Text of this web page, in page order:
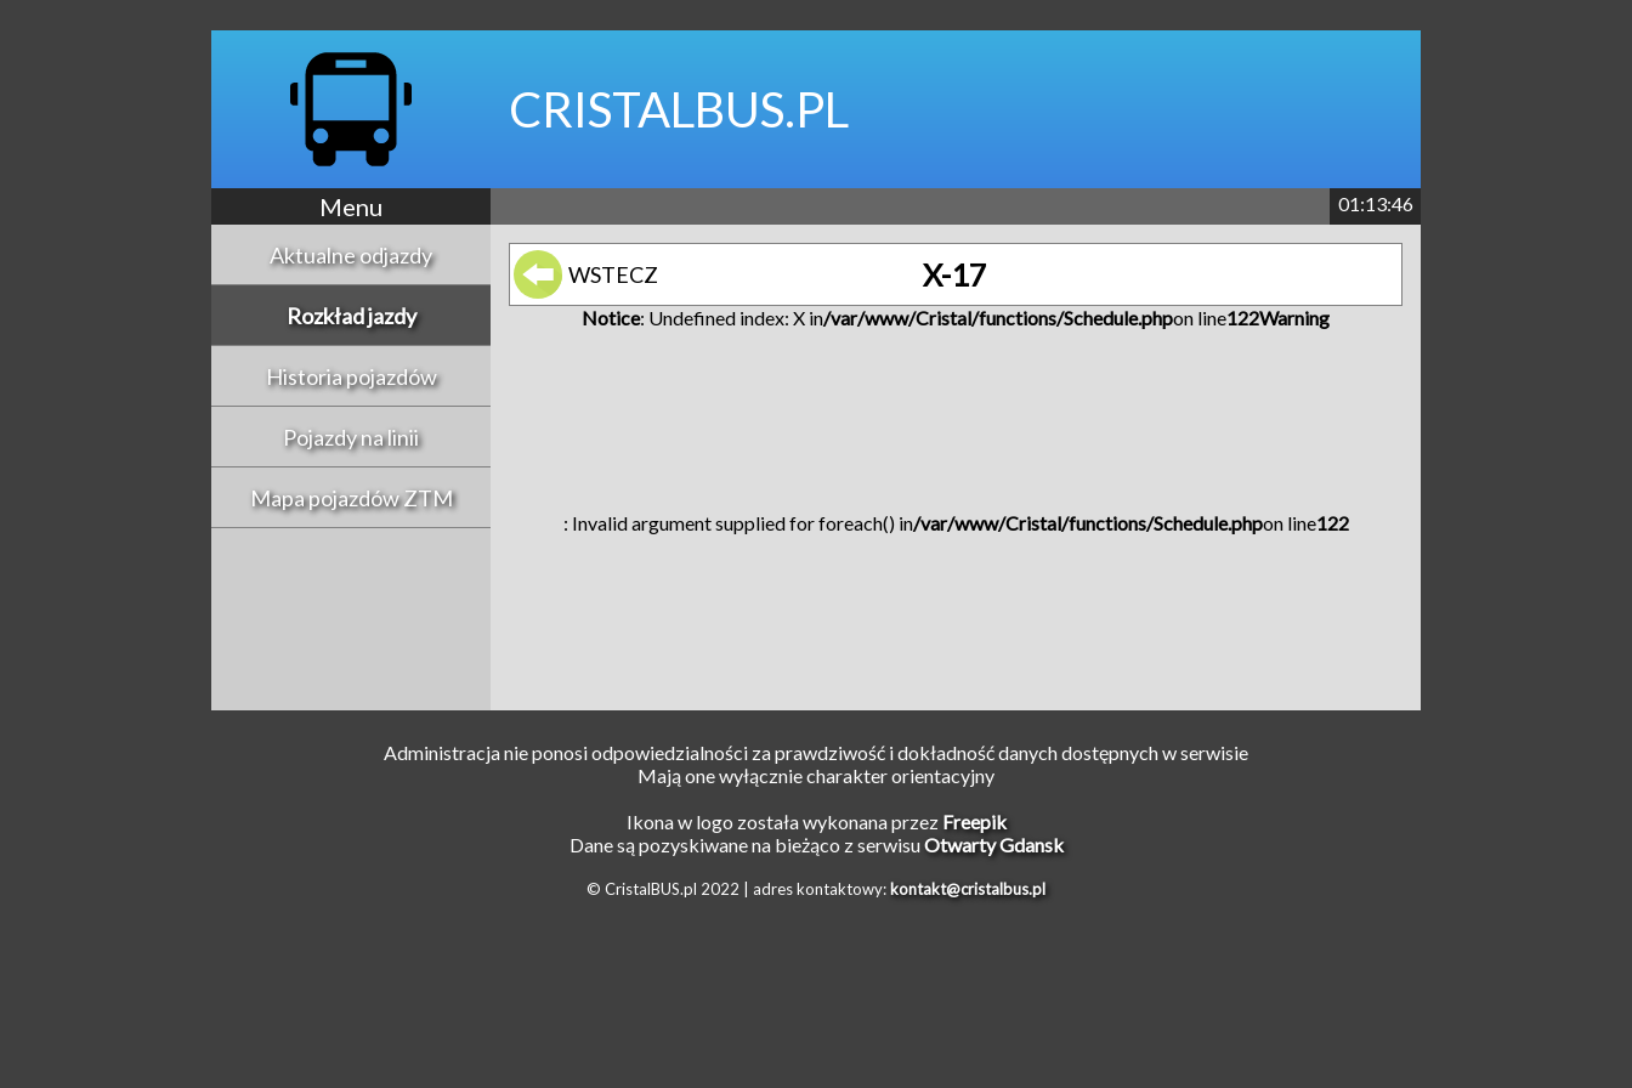
CRISTALBUS.PL
Menu 01:13:46
Aktualne odjazdy
Rozkład jazdy
Historia pojazdów
Pojazdy na linii
Mapa pojazdów ZTM
WSTECZ X-17
Notice: Undefined index: X in/var/www/Cristal/functions/Schedule.phpon line122Warning
: Invalid argument supplied for foreach() in/var/www/Cristal/functions/Schedule.phpon line122
Administracja nie ponosi odpowiedzialności za prawdziwość i dokładność danych dostępnych w serwisie
Mają one wyłącznie charakter orientacyjny
Ikona w logo została wykonana przez Freepik
Dane są pozyskiwane na bieżąco z serwisuOtwarty Gdansk
© CristalBUS.pl 2022 | adres kontaktowy: kontakt@cristalbus.pl